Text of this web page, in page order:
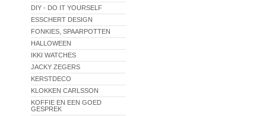
DIY - DO IT YOURSELF
ESSCHERT DESIGN
FONKIES, SPAARPOTTEN
HALLOWEEN
IKKI WATCHES
JACKY ZEGERS
KERSTDECO
KLOKKEN CARLSSON
KOFFIE EN EEN GOED
GESPREK